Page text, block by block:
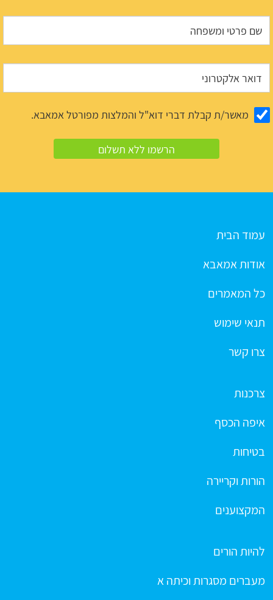
מאשר/ת קבלת דברי דוא"ל והמלצות מפורטל אמאבא.
עמוד הבית
אודות אמאבא
כל המאמרים
תנאי שימוש
צרו קשר
צרכנות
איפה הכסף
בטיחות
הורות וקריירה
המקצוענים
להיות הורים
מעברים מסגרות וכיתה א